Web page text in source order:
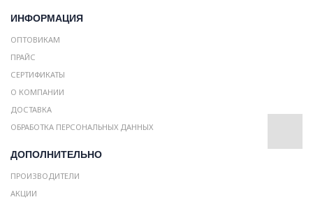
ИНФОРМАЦИЯ
ОПТОВИКАМ
ПРАЙС
СЕРТИФИКАТЫ
О КОМПАНИИ
ДОСТАВКА
ОБРАБОТКА ПЕРСОНАЛЬНЫХ ДАННЫХ
ДОПОЛНИТЕЛЬНО
ПРОИЗВОДИТЕЛИ
АКЦИИ